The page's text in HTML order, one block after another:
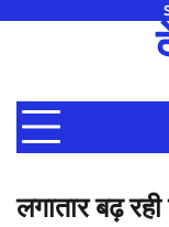
लगातार बढ़